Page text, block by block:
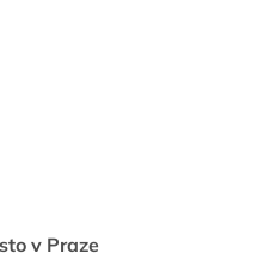
v Praze